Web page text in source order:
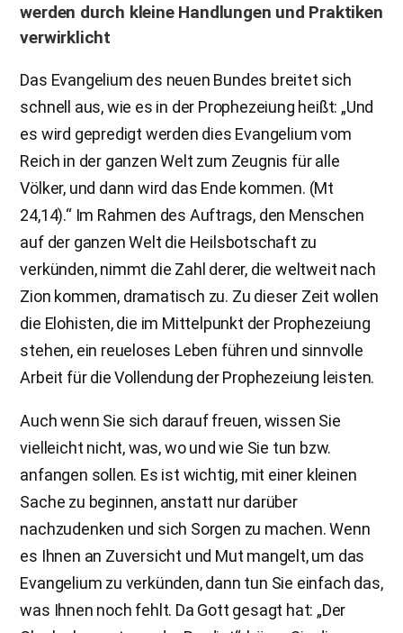
werden durch kleine Handlungen und Praktiken
verwirklicht
Das Evangelium des neuen Bundes breitet sich
schnell aus, wie es in der Prophezeiung heißt: „Und
es wird gepredigt werden dies Evangelium vom
Reich in der ganzen Welt zum Zeugnis für alle
Völker, und dann wird das Ende kommen. (Mt
24,14).“ Im Rahmen des Auftrags, den Menschen
auf der ganzen Welt die Heilsbotschaft zu
verkünden, nimmt die Zahl derer, die weltweit nach
Zion kommen, dramatisch zu. Zu dieser Zeit wollen
die Elohisten, die im Mittelpunkt der Prophezeiung
stehen, ein reueloses Leben führen und sinnvolle
Arbeit für die Vollendung der Prophezeiung leisten.
Auch wenn Sie sich darauf freuen, wissen Sie
vielleicht nicht, was, wo und wie Sie tun bzw.
anfangen sollen. Es ist wichtig, mit einer kleinen
Sache zu beginnen, anstatt nur darüber
nachzudenken und sich Sorgen zu machen. Wenn
es Ihnen an Zuversicht und Mut mangelt, um das
Evangelium zu verkünden, dann tun Sie einfach das,
was Ihnen noch fehlt. Da Gott gesagt hat: „Der